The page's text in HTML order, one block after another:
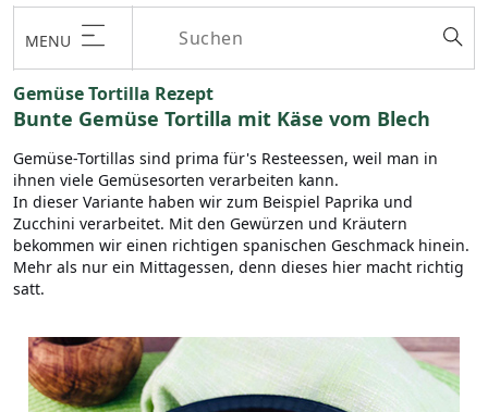
MENU
Gemüse Tortilla Rezept
Bunte Gemüse Tortilla mit Käse vom Blech
Gemüse-Tortillas sind prima für's Resteessen, weil man in
ihnen viele Gemüsesorten verarbeiten kann.
In dieser Variante haben wir zum Beispiel Paprika und
Zucchini verarbeitet. Mit den Gewürzen und Kräutern
bekommen wir einen richtigen spanischen Geschmack hinein.
Mehr als nur ein Mittagessen, denn dieses hier macht richtig
satt.